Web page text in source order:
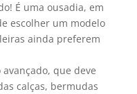
É uma ousadia, em
escolher um modelo
ainda preferem
que deve
calças, bermudas